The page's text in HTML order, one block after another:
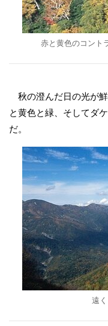
赤と黄色のコント
秋の澄んだ日の光が
と黄色と緑、そしてダ
だ。
遠